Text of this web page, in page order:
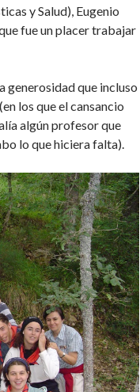
y Salud), Eugenio
fue un placer trabajar
generosidad que incluso
los que el cansancio
algún profesor que
lo que hiciera falta).